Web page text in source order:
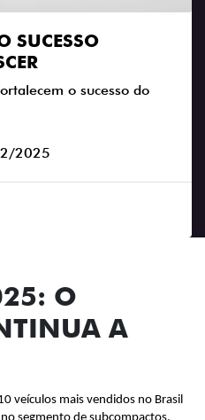
SUCESSO
o sucesso do
2025
O
A
veículos mais vendidos no Brasil